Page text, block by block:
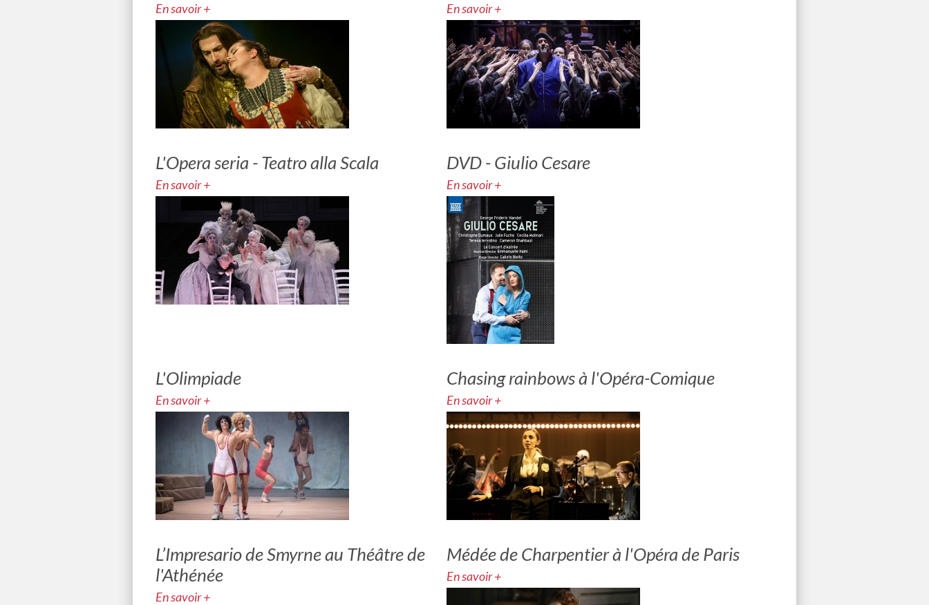
En savoir + En savoir +
L'Opera seria - Teatro alla Scala
En savoir +
DVD - Giulio Cesare
En savoir +
L'Olimpiade
En savoir +
Chasing rainbows à l'Opéra-Comique
En savoir +
L’Impresario de Smyrne au Théâtre de
l'Athénée
En savoir +
Médée de Charpentier à l'Opéra de Paris
En savoir +